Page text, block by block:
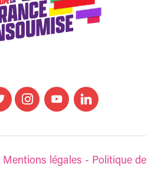
Mentions légales - Politique de